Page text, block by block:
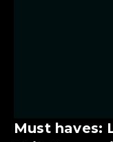
Must haves: